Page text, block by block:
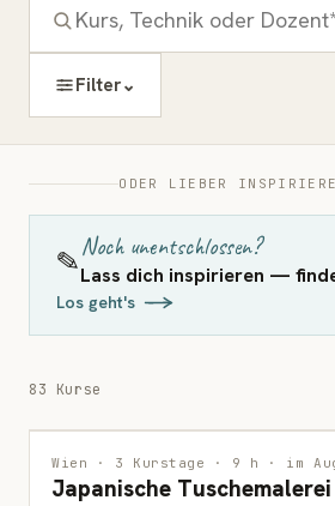
Filter⌄
ODER LIEBER
✎Noch unentschlossen?
Lass dich inspirieren —
Los geht's
83 Kurse
MALEREI
ERWACHSENE
Wien · 3 Kurstage · 9 h · im
Japanische Tuschemalerei